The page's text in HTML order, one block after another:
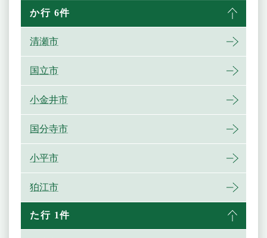
か行 6件
清瀬市
国立市
小金井市
国分寺市
小平市
狛江市
た行 1件